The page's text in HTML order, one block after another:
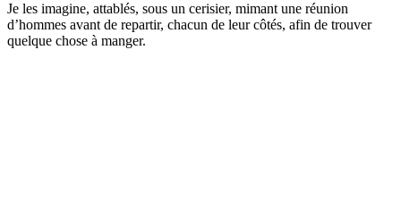
Je les imagine, attablés, sous un cerisier, mimant une réunion
d’hommes avant de repartir, chacun de leur côtés, afin de trouver
quelque chose à manger.